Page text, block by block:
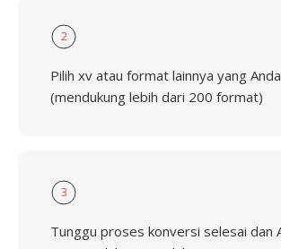
2
Pilih xv atau format lainnya yang
(mendukung lebih dari 200 format)
3
Tunggu proses konversi selesai dan